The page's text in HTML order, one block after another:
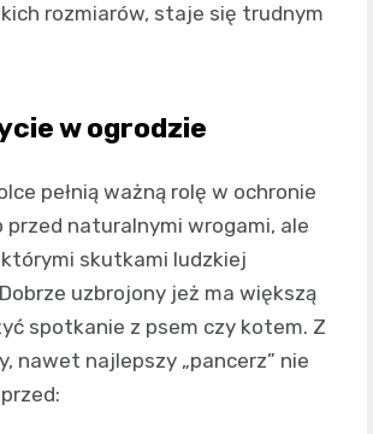
rozmiarów, staje się trudnym
w ogrodzie
pełnią ważną rolę w ochronie
przed naturalnymi wrogami, ale
skutkami ludzkiej
uzbrojony jeż ma większą
spotkanie z psem czy kotem. Z
nawet najlepszy „pancerz” nie